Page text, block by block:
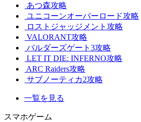
あつ森攻略
ユニコーンオーバーロード攻略
ロストジャッジメント攻略
VALORANT攻略
バルダーズゲート3攻略
LET IT DIE: INFERNO攻略
ARC Raiders攻略
サブノーティカ2攻略
一覧を見る
スマホゲーム